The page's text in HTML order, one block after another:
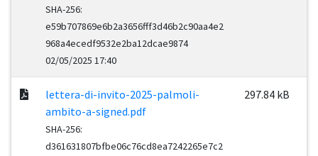
SHA-256:
e59b707869e6b2a3656fff3d46b2c90aa4e2
968a4ecedf9532e2ba12dcae9874
02/05/2025 17:40
lettera-di-invito-2025-palmoli-
ambito-a-signed.pdf
SHA-256:
d361631807bfbe06c76cd8ea7242265e7c2
297.84 kB